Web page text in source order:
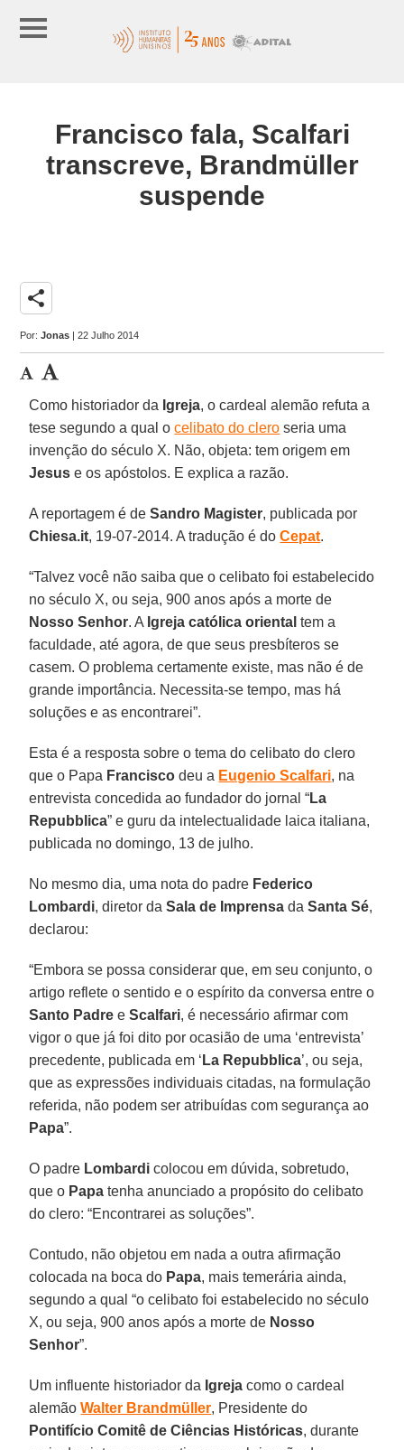
Francisco fala, Scalfari
transcreve, Brandmüller
suspende
share
Por:Jonas | 22 Julho 2014
Como historiador da Igreja, o cardeal alemão refuta a
tese segundo a qual ocelibato do clero seria uma
invenção do século X. Não, objeta: tem origem em
Jesus e os apóstolos. E explica a razão.
A reportagem é deSandro Magister, publicada por
Chiesa.it, 19-07-2014. A tradução é doCepat.
“Talvez você não saiba que o celibato foi estabelecido
no século X, ou seja, 900 anos após a morte de
Nosso Senhor. A Igreja católica oriental tem a
faculdade, até agora, de que seus presbíteros se
casem. O problema certamente existe, mas não é de
grande importância. Necessita-se tempo, mas há
soluções e as encontrarei”.
Esta é a resposta sobre o tema do celibato do clero
que o Papa Francisco deu a Eugenio Scalfari, na
entrevista concedida ao fundador do jornal “La
Repubblica” e guru da intelectualidade laica italiana,
publicada no domingo, 13 de julho.
No mesmo dia, uma nota do padre Federico
Lombardi, diretor daSala de Imprensa daSanta Sé,
declarou:
“Embora se possa considerar que, em seu conjunto, o
artigo reflete o sentido e o espírito da conversa entre o
Santo Padre eScalfari, é necessário afirmar com
vigor o que já foi dito por ocasião de uma ‘entrevista’
precedente, publicada em ‘ La Repubblica’, ou seja,
que as expressões individuais citadas, na formulação
referida, não podem ser atribuídas com segurança ao
Papa”.
O padre Lombardi colocou em dúvida, sobretudo,
que o Papa tenha anunciado a propósito do celibato
do clero: “Encontrarei as soluções”.
Contudo, não objetou em nada a outra afirmação
colocada na boca do Papa, mais temerária ainda,
segundo a qual “o celibato foi estabelecido no século
X, ou seja, 900 anos após a morte de Nosso
Senhor”.
Um influente historiador da Igreja como o cardeal
alemãoWalter Brandmüller, Presidente do
Pontifício Comitê de Ciências Históricas, durante